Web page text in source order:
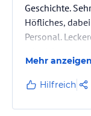
Geschichte.
Höfliches,
Personal.
in der Nähe der
Mehr anzeigen
Hilfreich